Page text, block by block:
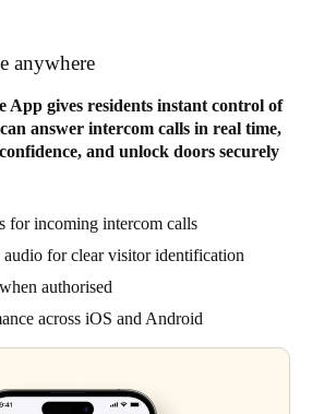
anywhere
App gives residents instant control of
answer intercom calls in real time,
and unlock doors securely
for incoming intercom calls
for clear visitor identification
authorised
across iOS and Android